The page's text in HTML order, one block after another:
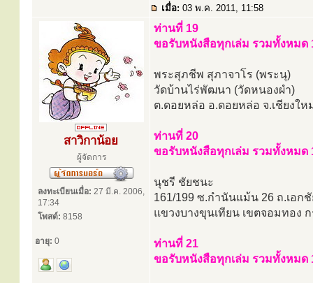
เมื่อ: 03 พ.ค. 2011, 11:58
สาวิกาน้อย
ผู้จัดการ
ลงทะเบียนเมื่อ: 27 มี.ค. 2006,
17:34
โพสต์: 8158
อายุ: 0
ท่านที่ 19
ขอรับหนังสือทุกเล่ม รวมทั้งหมด
พระสุภชีพ สุภาจาโร (พระนุ)
วัดบ้านไร่พัฒนา (วัดหนองผำ)
ต.ดอยหล่อ อ.ดอยหล่อ จ.เชียงให
ท่านที่ 20
ขอรับหนังสือทุกเล่ม รวมทั้งหมด
นุชรี ชัยชนะ
161/199 ซ.กำนันแม้น 26 ถ.เอกชั
แขวงบางขุนเทียน เขตจอมทอง ก
ท่านที่ 21
ขอรับหนังสือทุกเล่ม รวมทั้งหมด